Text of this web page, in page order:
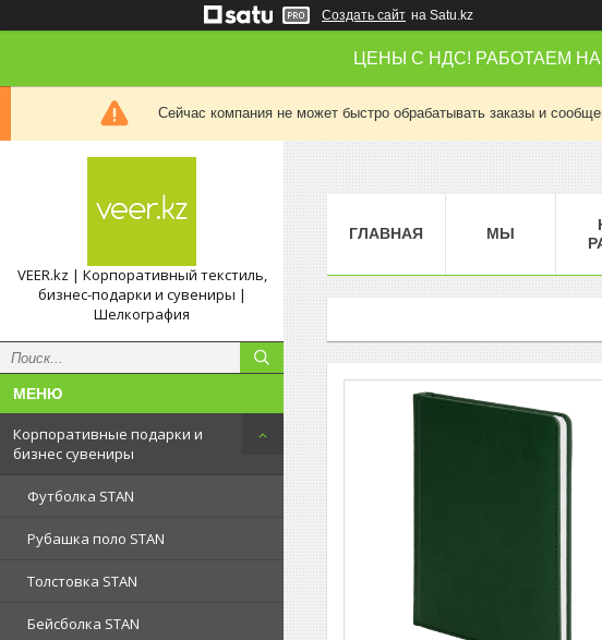
Создать сайт на Satu.kz
ЦЕНЫ С НДС! РАБОТАЕМ
Сейчас компания не может быстро обрабатывать заказы и
VEER.kz | Корпоративный текстиль,
бизнес-подарки и сувениры |
Шелкография
Корпоративные подарки и
бизнес сувениры
Футболка STAN
Рубашка поло STAN
Толстовка STAN
Бейсболка STAN
ГЛАВНАЯ МЫ